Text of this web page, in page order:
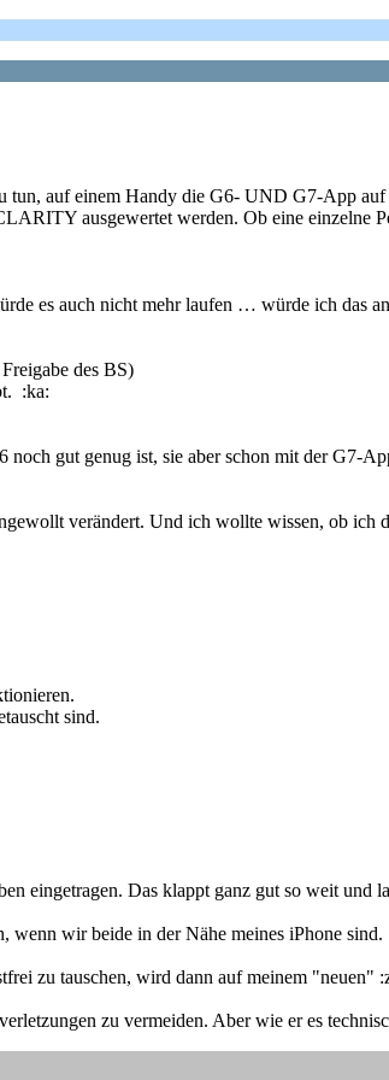
auf einem Handy die G6- UND G7-App
ausgewertet werden. Ob eine
es auch nicht mehr laufen … würde ich das
des BS)
:ka:
gut genug ist, sie aber schon mit der G7-
verändert. Und ich wollte wissen, ob
sind.
eingetragen. Das klappt ganz gut so weit und
wir beide in der Nähe meines iPhone
zu tauschen, wird dann auf meinem
zu vermeiden. Aber wie er es